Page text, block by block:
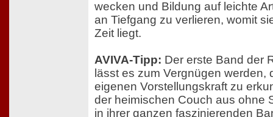
wecken und Bildung auf leichte
an Tiefgang zu verlieren, womit
Zeit liegt.
AVIVA-Tipp: Der erste Band der
lässt es zum Vergnügen werden,
eigenen Vorstellungskraft zu
der heimischen Couch aus ohne
in ihrer ganzen faszinierenden